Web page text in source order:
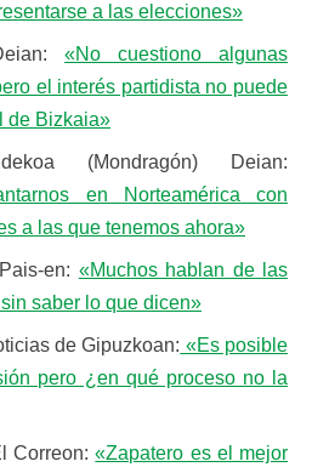
a las elecciones»
«No cuestiono algunas
el interés partidista no puede
de Bizkaia»
(Mondragón) Deian:
en Norteamérica con
a las que tenemos ahora»
en: «Muchos hablan de las
saber lo que dicen»
de Gipuzkoan: «Es posible
pero ¿en qué proceso no la
Correon:«Zapatero es el mejor